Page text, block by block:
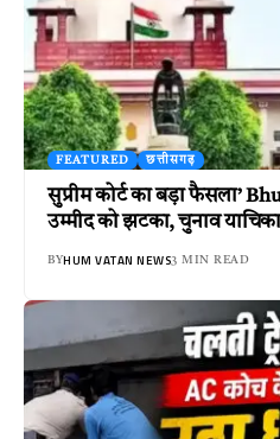
FEATURED छत्तीसगढ़
सुप्रीम कोर्ट का बड़ा फैसला’
उम्मीद को झटका, चुनाव
BYHUM VATAN NEWS3 MIN READ